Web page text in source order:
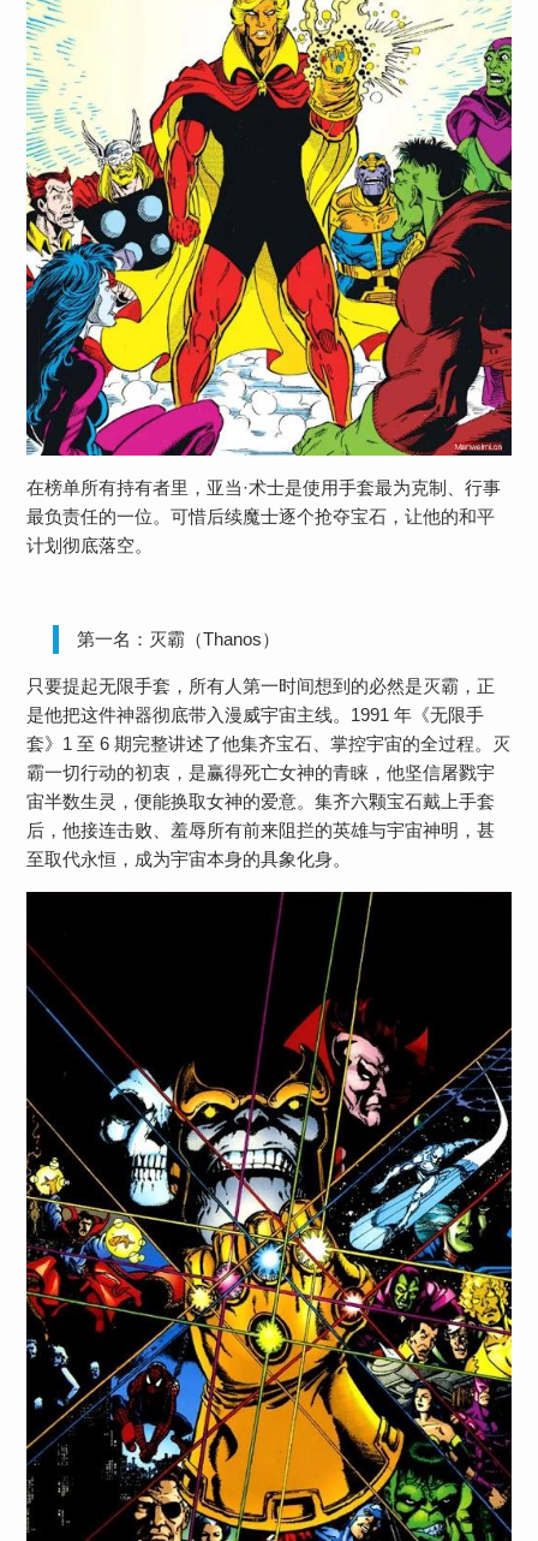
在榜单所有持有者里，亚当·术士是使用手套最为克制、行事
最负责任的一位。可惜后续魔士逐个抢夺宝石，让他的和平
计划彻底落空。
第一名：灭霸（Thanos）
只要提起无限手套，所有人第一时间想到的必然是灭霸，正
是他把这件神器彻底带入漫威宇宙主线。1991 年《无限手
套》1 至 6 期完整讲述了他集齐宝石、掌控宇宙的全过程。灭
霸一切行动的初衷，是赢得死亡女神的青睐，他坚信屠戮宇
宙半数生灵，便能换取女神的爱意。集齐六颗宝石戴上手套
后，他接连击败、羞辱所有前来阻拦的英雄与宇宙神明，甚
至取代永恒，成为宇宙本身的具象化身。